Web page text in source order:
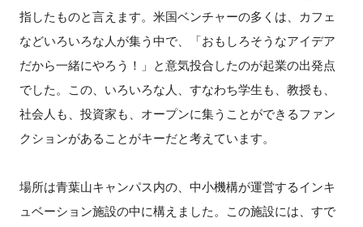
指したものと言えます。米国ベンチャーの多くは、カフェ
などいろいろな人が集う中で、「おもしろそうなアイデア
だから一緒にやろう！」と意気投合したのが起業の出発点
でした。この、いろいろな人、すなわち学生も、教授も、
社会人も、投資家も、オープンに集うことができるファン
クションがあることがキーだと考えています。
場所は青葉山キャンパス内の、中小機構が運営するインキ
ュベーション施設の中に構えました。この施設には、すで